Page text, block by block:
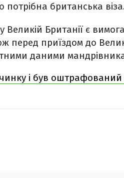
британська
Британії є вимога
перед приїздом до
даними
і був